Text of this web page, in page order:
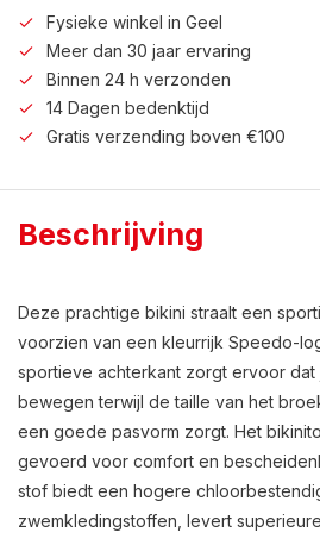
Fysieke winkel in Geel
Meer dan 30 jaar ervaring
Binnen 24 h verzonden
14 Dagen bedenktijd
Gratis verzending boven €100
Beschrijving
Deze prachtige bikini straalt een
voorzien van een kleurrijk Speedo-
sportieve achterkant zorgt ervoor
bewegen terwijl de taille van het
een goede pasvorm zorgt. Het
gevoerd voor comfort en
stof biedt een hogere
zwemkledingstoffen, levert